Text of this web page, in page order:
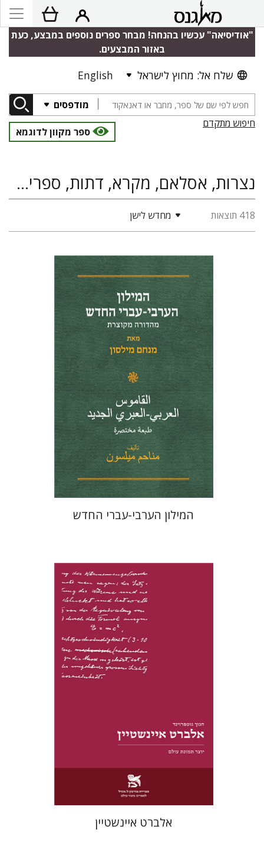
"אודיסיאה" עכשיו בהנחה! מבחר ספרים נוספים במבצע, כעת
באזור המבצעים.
שלח אל: מחוץ לישראל English
מודפסים
חיפוש מתקדם
ספר מקוון לדוגמא
נצרות, אסלאם, מקרא, דתות, ספרים משני עולם
418 תוצאות מחדש לישן
מנחם מילסון
הנחת אתר ספר מודפס
$46
$41
המילון הערבי-עברי החדש
חנוך גוטפרוינד
הנחת אתר ספר מודפס
$31
$28
אלברט איינשטיין